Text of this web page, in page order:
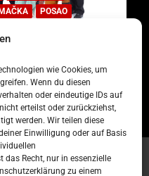
wie Cookies, um
Wenn du diesen
oder eindeutige IDs auf
erteilst oder zurückziehst,
werden. Wir teilen diese
Einwilligung oder auf Basis
Recht, nur in essenzielle
zu einem
POSAO
deficitarnih
Redakcija